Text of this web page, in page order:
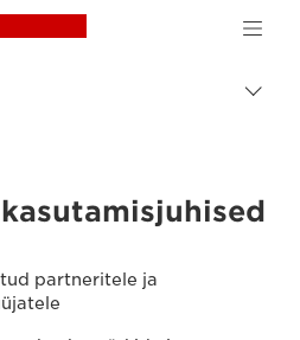
Canon Logo, back to
Lülita
partneritele ja